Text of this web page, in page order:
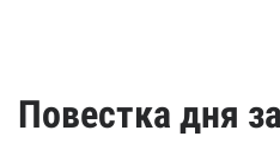
Повестка дня